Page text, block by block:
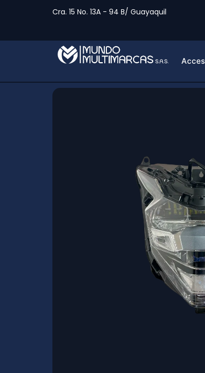
Cra. 15 No. 13A - 94 B/ Guayaquil